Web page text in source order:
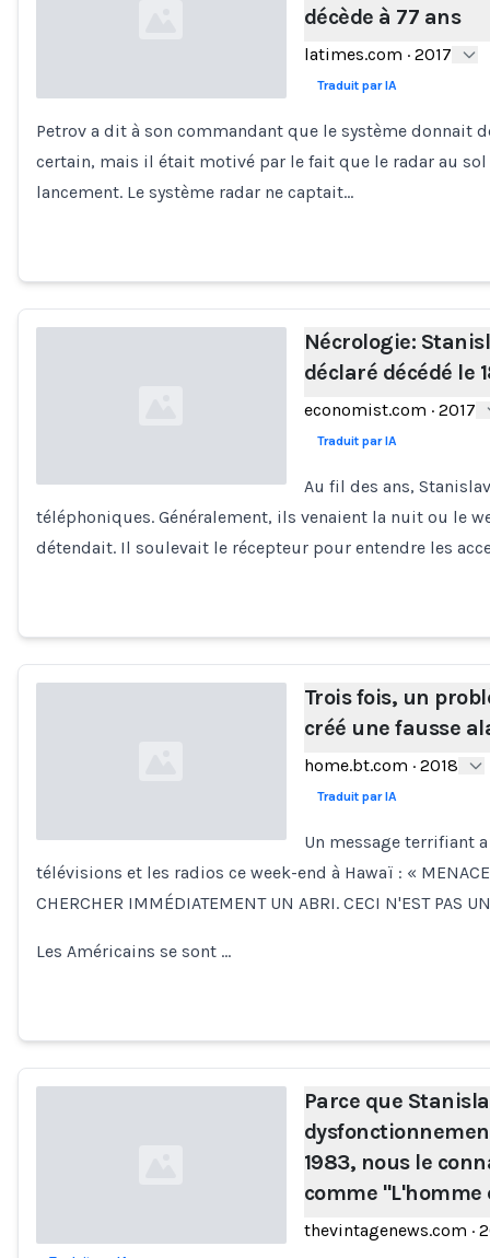
décède à 77 ans
latimes.com · 2017
Traduit par IA
Petrov a dit à son commandant que le système donnait
certain, mais il était motivé par le fait que le radar au
lancement. Le système radar ne captait…
Loading...
Nécrologie:
déclaré décédé le
economist.com · 2017
Traduit par IA
Au fil des ans,
téléphoniques. Généralement, ils venaient la nuit ou le
détendait. Il soulevait le récepteur pour entendre les
Trois fois, un
créé une fausse
home.bt.com · 2018
Traduit par IA
Un message terrifiant
télévisions et les radios ce week-end à Hawaï : « MENACE
CHERCHER IMMÉDIATEMENT UN ABRI. CECI N'EST PAS
Les Américains se sont …
Parce que
1983, nous le
comme "L'homme
thevintagenews.com ·